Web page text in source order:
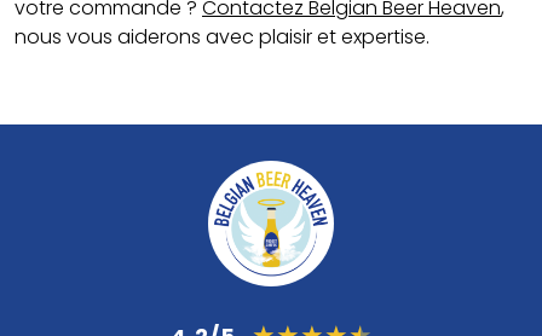
votre commande ? Contactez Belgian Beer Heaven,
nous vous aiderons avec plaisir et expertise.